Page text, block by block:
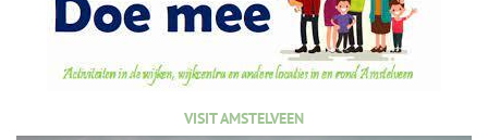
VISIT AMSTELVEEN